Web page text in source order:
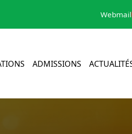
Webmail
ADMISSIONS